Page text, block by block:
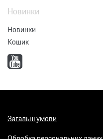
Новинки
Новинки
Кошик
Загальні умови